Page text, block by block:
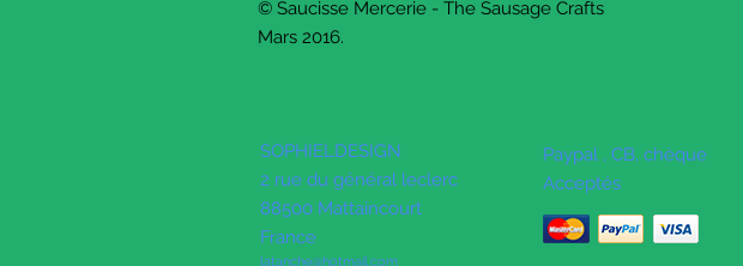
© Saucisse Mercerie - The Sausage Crafts
Mars 2016.
SOPHIELDESIGN
2 rue du général leclerc
88500 Mattaincourt
France
latanche@hotmail.com
Paypal , CB, chèque
Acceptés